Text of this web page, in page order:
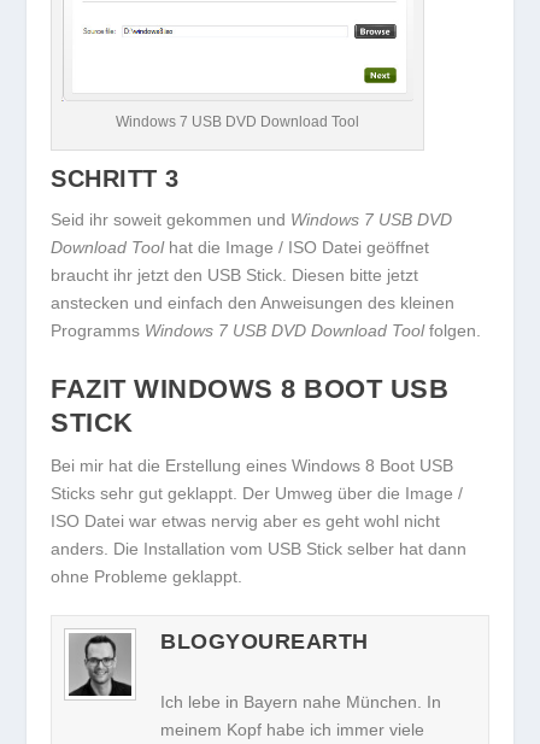
Windows 7 USB DVD Download Tool
SCHRITT 3
Seid ihr soweit gekommen und Windows 7 USB DVD
Download Toolhat die Image / ISO Datei geöffnet
braucht ihr jetzt den USB Stick. Diesen bitte jetzt
anstecken und einfach den Anweisungen des kleinen
Programms Windows 7 USB DVD Download Toolfolgen.
FAZIT WINDOWS 8 BOOT USB
STICK
Bei mir hat die Erstellung eines Windows 8 Boot USB
Sticks sehr gut geklappt. Der Umweg über die Image /
ISO Datei war etwas nervig aber es geht wohl nicht
anders. Die Installation vom USB Stick selber hat dann
ohne Probleme geklappt.
BLOGYOUREARTH
Ich lebe in Bayern nahe München. In
meinem Kopf habe ich immer viele